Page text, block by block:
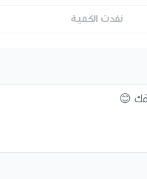
نفدت الكمية